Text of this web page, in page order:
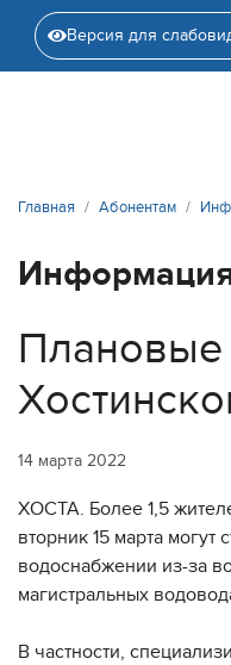
Версия для
Главная Абонентам
Плановые
14 марта 2022
ХОСТА. Более 1,5
вторник 15 марта могут
водоснабжении из-за
магистральных
В частности,